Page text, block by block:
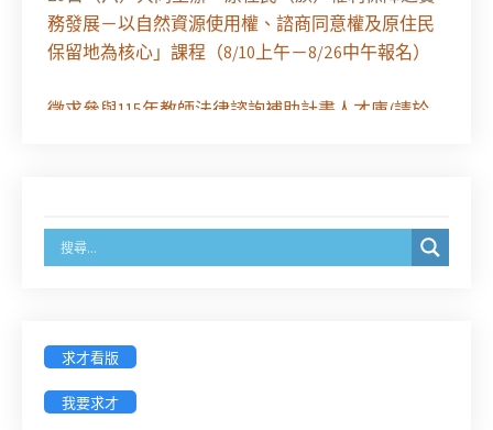
務發展－以自然資源使用權、諮商同意權及原住民
保留地為核心」課程（8/10上午－8/26中午報名）
徵求參與115年教師法律諮詢補助計畫人才庫(請於
徵詢有意願擔任臺南市115年度國民中小學法治教育
入校扎根計畫講師之會員(8/14前線上表單登記)
求才看版
我要求才